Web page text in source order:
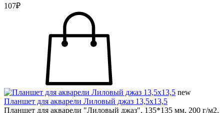
107₽
new
Планшет для акварели Лиловый джаз 13,5х13,5
Планшет для акварели "Лиловый джаз", 135*135 мм, 200 г/м2,